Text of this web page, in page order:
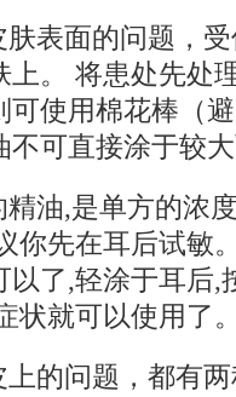
肤表面的问题，
上。 将患处先处
可使用棉花棒（
不可直接涂于较
油,是单方的浓
你先在耳后试敏
以了,轻涂于耳后,
状就可以使用了。
上的问题，都有